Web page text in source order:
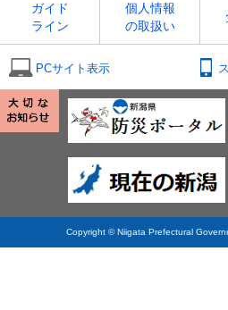
ガイド
ライン
個人情報
の取扱い
PCサイト表示
Copyright © Niigata Prefectural